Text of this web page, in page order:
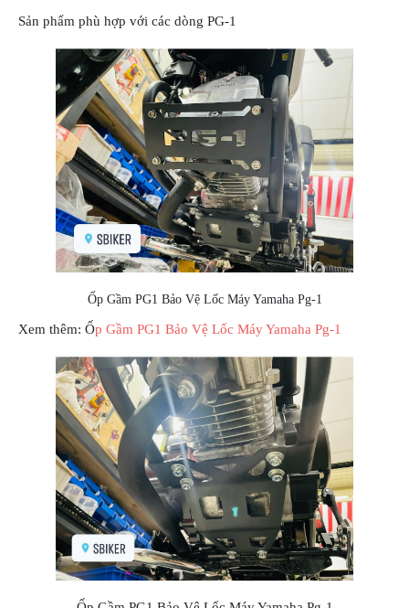
Sản phẩm phù hợp với các dòng PG-1
Ốp Gầm PG1 Bảo Vệ Lốc Máy Yamaha Pg-1
Xem thêm: Ốp Gầm PG1 Bảo Vệ Lốc Máy Yamaha Pg-1